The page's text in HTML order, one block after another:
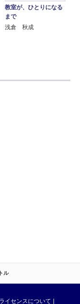
ル
教室が、ひとりになる
まで
浅倉 秋成
ライセンスについて